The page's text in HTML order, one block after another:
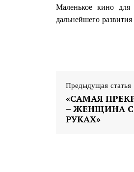
Маленькое кино
дальнейшего
Предыдущая статья
«САМАЯ
– ЖЕНЩИНА
РУКАХ»